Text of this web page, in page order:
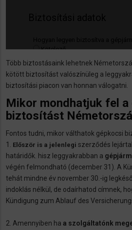
Több biztostásaink lehetnek
kötött biztosítást valószínüleg a
biztosítási piacon van honnan válogatni.
Mikor mondhatjuk fel a
biztosítást
Fontos tudni, mikor válthatok gépkocsi
1. Először is a jelenlegi szerződés
határidők. hisz leggyakrabban a
végén felmondható (december 31). A
tehát mindne év november 30.-ig
indoklás nélkül, de odaírhatod címnek,
Kündigung zum Ablauf des
2. Amennyiben ha a szolgáltatónk